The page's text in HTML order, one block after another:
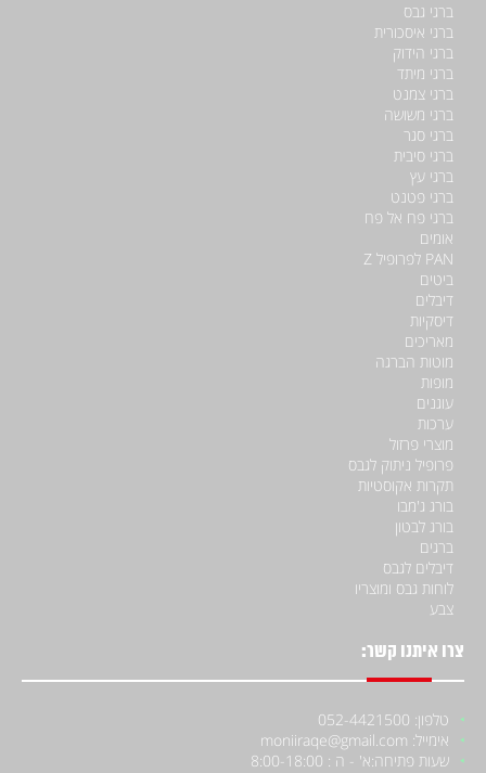
ברגי גבס
ברגי איסכורית
ברגי הידוק
ברגי מיתד
ברגי צמנט
ברגי משושה
ברגי סגר
ברגי סיבית
ברגי עץ
ברגי פטנט
ברגי פח אל פח
אומים
PAN לפרופיל Z
ביטים
דיבלים
דיסקיות
מאריכים
מוטות הברגה
מופות
עוגנים
ערכות
מוצרי פרזול
פרופיל ניתוק לגבס
תקרות אקוסטיות
בורג ג'מבו
בורג לבטון
ברגים
דיבלים לגבס
לוחות גבס ומוצריו
צבע
צרו איתנו קשר:
טלפון: 052-4421500
אימייל: moniiraqe@gmail.com
שעות פתיחה:א' - ה : 8:00-18:00